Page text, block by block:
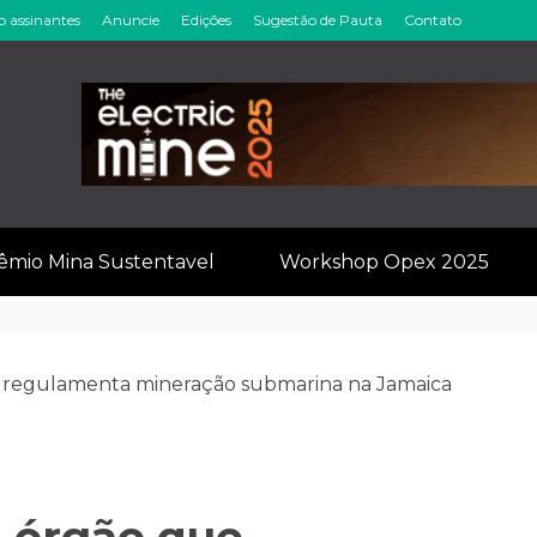
assinantes Anuncie Edições Sugestão de Pauta Contato
&
Mina Sustentavel Workshop Opex 2025
mineração submarina na Jamaica